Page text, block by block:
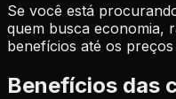
Se você está
quem busca economia,
benefícios até os
Benefícios das